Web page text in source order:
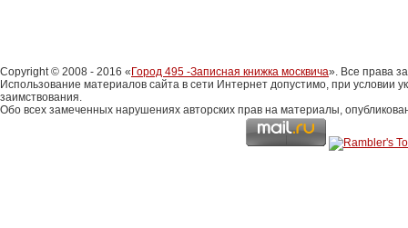
Copyright © 2008 - 2016 « Город 495 -Записная книжка москвича». Все права
Использование материалов сайта в сети Интернет допустимо, при условии
заимствования.
Обо всех замеченных нарушениях авторских прав на материалы,